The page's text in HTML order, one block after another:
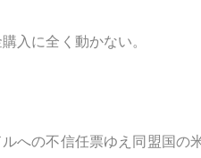
入に全く動かない。
への不信任票ゆえ同盟国